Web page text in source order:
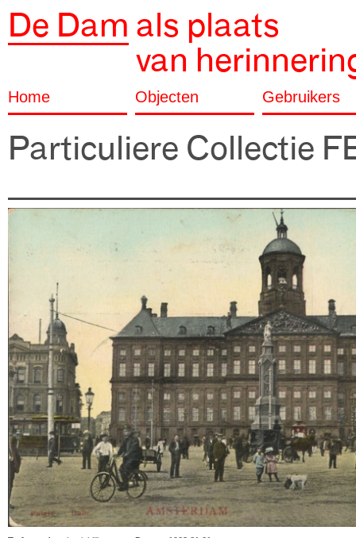
De Dam als plaats
van
Home Objecten Gebruikers
Particuliere Collectie